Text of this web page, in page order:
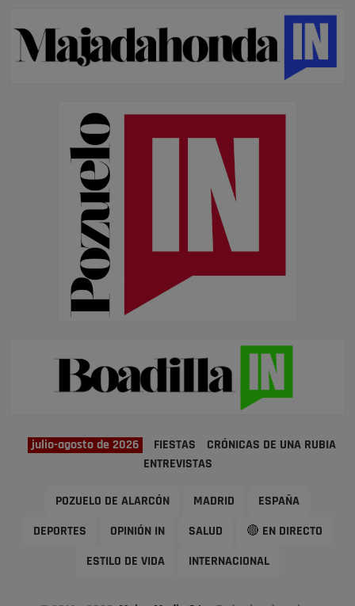
julio-agosto de 2026 FIESTAS
CRÓNICAS DE UNA RUBIA
ENTREVISTAS
POZUELO DE ALARCÓN MADRID ESPAÑA
DEPORTES OPINIÓN IN SALUD 🔴 EN DIRECTO
ESTILO DE VIDA INTERNACIONAL